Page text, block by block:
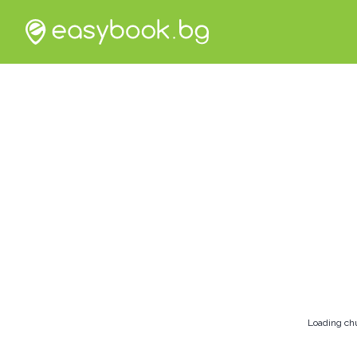
Loading